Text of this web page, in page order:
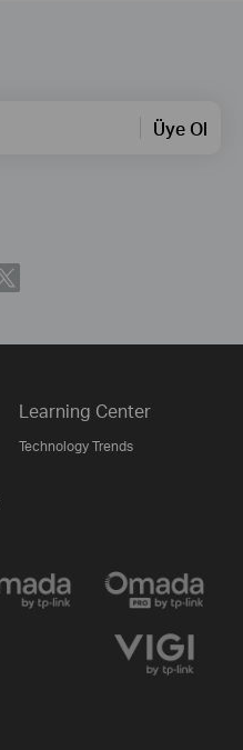
Üye Ol
Learning Center
Technology Trends